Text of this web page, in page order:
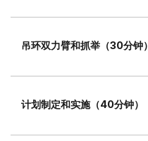
吊环双力臂和抓举（30分钟）
计划制定和实施（40分钟）